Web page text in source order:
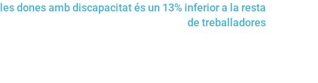
dones amb discapacitat és un 13% inferior a la resta
de treballadores